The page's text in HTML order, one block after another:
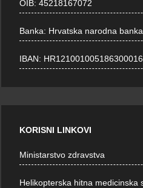
OIB: 45218167072
Banka: Hrvatska narodna
IBAN:
KORISNI LINKOVI
Ministarstvo zdravstva
Helikopterska hitna medicinska